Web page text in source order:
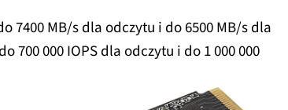
7400 MB/s dla odczytu i do 6500 MB/s dla
700 000 IOPS dla odczytu i do 1 000 000